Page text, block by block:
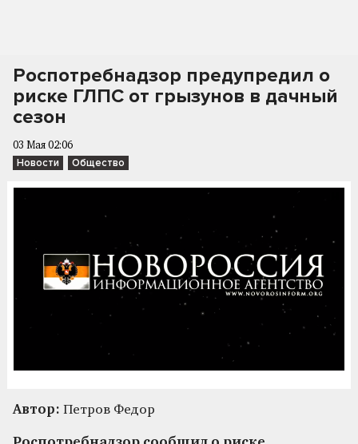
Роспотребнадзор предупредил о
риске ГЛПС от грызунов в дачный
сезон
03 Мая 02:06
Новости Общество
Автор: Петров Федор